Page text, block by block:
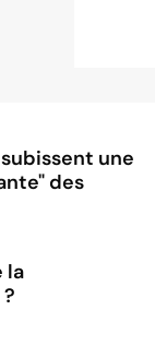
une
des
la